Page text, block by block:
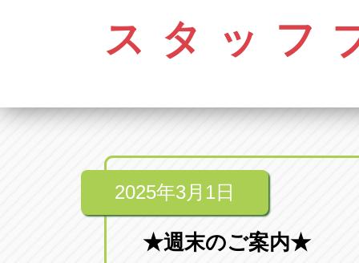
アップル
0561-84-
アップル
0586-28-
愛知県春日井市柏井町4-43-1
アップル春日井中央店
愛知県瀬戸市美濃池町29-1
アップル一宮22号店
愛知県一宮市朝日3-4-12
スタッフ
2025年3月1日
★週末のご案内★